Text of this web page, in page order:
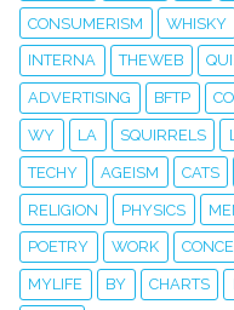
CONSUMERISM WHISKY
INTERNA THEWEB
ADVERTISING BFTP
WY LA SQUIRRELS
TECHY AGEISM CATS
RELIGION PHYSICS
POETRY WORK
MYLIFE BY CHARTS